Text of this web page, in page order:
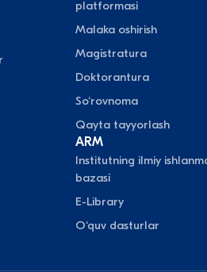
platformasi
Malaka oshirish
Magistratura
Doktorantura
So‘rovnoma
Qayta tayyorlash
ARM
Institutning ilmiy
bazasi
E-Library
O‘quv dasturlar